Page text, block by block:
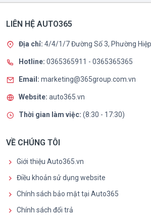
LIÊN HỆ AUTO365
Địa chỉ: 4/4/1/7 Đường Số 3, Phường Hiệp
Hotline: 0365365911 - 0365365365
Email: marketing@365group.com.vn
Website: auto365.vn
Thời gian làm việc: (8:30 - 17:30)
VỀ CHÚNG TÔI
Giới thiệu Auto365.vn
Điều khoản sử dụng website
Chính sách bảo mật tại Auto365
Chính sách đổi trả